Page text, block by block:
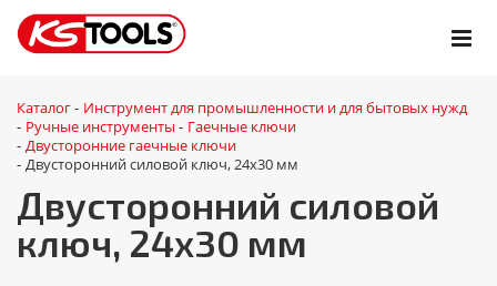
Каталог - Инструмент для промышленности и для бытовых нужд
- Ручные инструменты - Гаечные ключи
- Двусторонние гаечные ключи
- Двусторонний силовой ключ, 24x30 мм
Двусторонний силовой
ключ, 24x30 мм